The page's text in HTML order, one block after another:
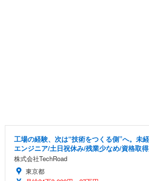
工場の経験、次は“技術をつくる側”へ。未
エンジニア/土日祝休み/残業少なめ/資格取
株式会社TechRoad
東京都